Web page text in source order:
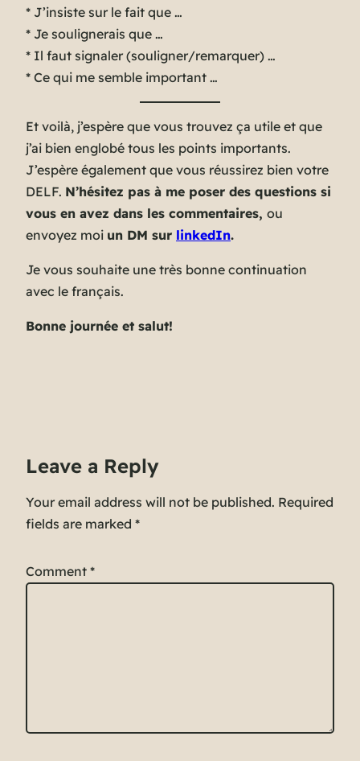
* J’insiste sur le fait que …
* Je soulignerais que …
* Il faut signaler (souligner/remarquer) …
* Ce qui me semble important …
Et voilà, j’espère que vous trouvez ça utile et que
j’ai bien englobé tous les points importants.
J’espère également que vous réussirez bien votre
DELF. N’hésitez pas à me poser des questions si
vous en avez dans les commentaires, ou
envoyez moi un DM sur linkedIn.
Je vous souhaite une très bonne continuation
avec le français.
Bonne journée et salut!
Leave a Reply
Your email address will not be published. Required
fields are marked *
Comment *